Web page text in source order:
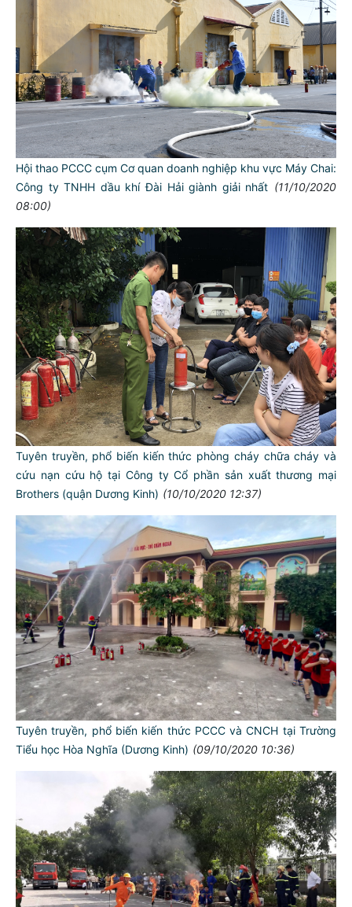
Hội thao PCCC cụm Cơ quan doanh nghiệp khu vực Máy Chai:
Công ty TNHH dầu khí Đài Hải giành giải nhất (11/10/2020
08:00)
Tuyên truyền, phổ biến kiến thức phòng cháy chữa cháy và
cứu nạn cứu hộ tại Công ty Cổ phần sản xuất thương mại
Brothers (quận Dương Kinh) (10/10/2020 12:37)
Tuyên truyền, phổ biến kiến thức PCCC và CNCH tại Trường
Tiểu học Hòa Nghĩa (Dương Kinh) (09/10/2020 10:36)